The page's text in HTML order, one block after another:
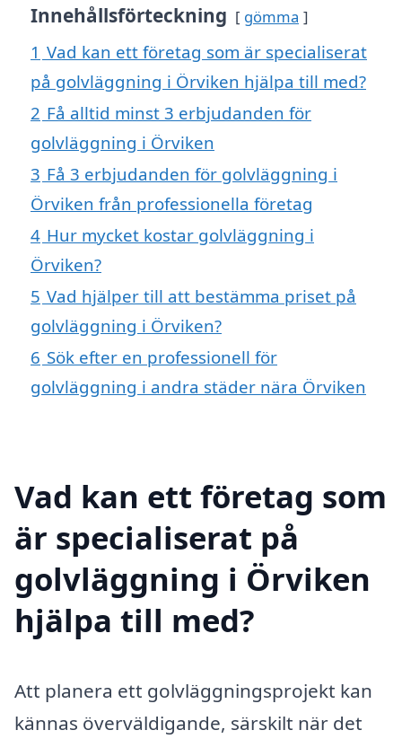
Innehållsförteckning gömma
1 Vad kan ett företag som är specialiserat
på golvläggning i Örviken hjälpa till med?
2 Få alltid minst 3 erbjudanden för
golvläggning i Örviken
3 Få 3 erbjudanden för golvläggning i
Örviken från professionella företag
4 Hur mycket kostar golvläggning i
Örviken?
5 Vad hjälper till att bestämma priset på
golvläggning i Örviken?
6 Sök efter en professionell för
golvläggning i andra städer nära Örviken
Vad kan ett företag som
är specialiserat på
golvläggning i Örviken
hjälpa till med?
Att planera ett golvläggningsprojekt kan
kännas överväldigande, särskilt när det